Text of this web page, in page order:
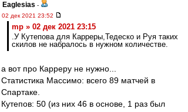
Eaglesias -
02 дек 2021 23:52
mp » 02 дек 2021 23:15
.У Кутепова для Карреры,Тедеско и Руя таких
скилов не набралось в нужном количестве.
а вот про Карреру не нужно...
Статистика Массимо: всего 89 матчей в
Спартаке.
Кутепов: 50 (из них 46 в основе, 1 раз был